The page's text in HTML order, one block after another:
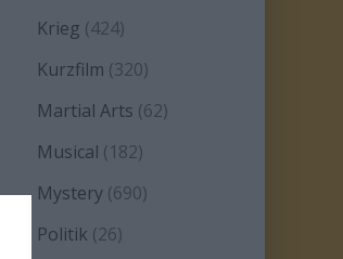
Krieg (424)
Kurzfilm (320)
Martial Arts (62)
Musical (182)
Mystery (690)
Politik (26)